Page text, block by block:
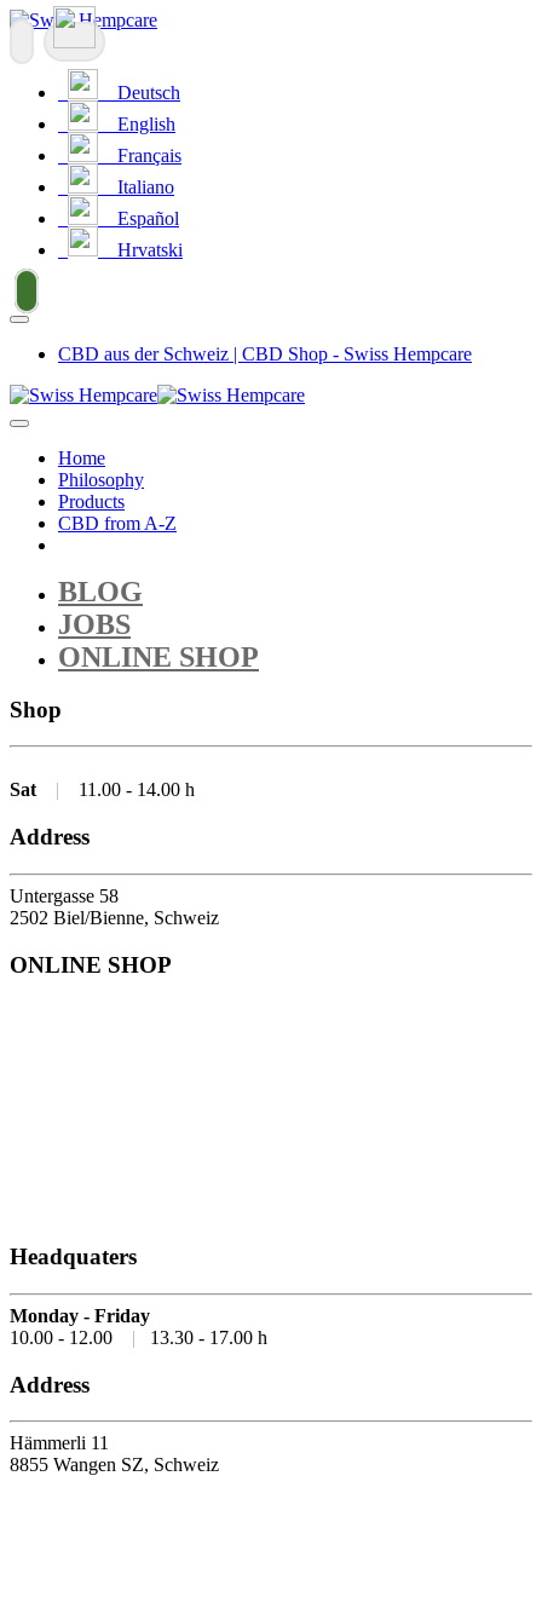
Deutsch
English
Français
Italiano
Español
Hrvatski
CBD aus der Schweiz | CBD Shop - Swiss Hempcare
Home
Philosophy
Products
CBD from A-Z
BLOG
JOBS
ONLINE SHOP
Shop
Sat | 11.00 - 14.00 h
Address
Untergasse 58
2502 Biel/Bienne, Schweiz
ONLINE SHOP
Headquaters
Monday - Friday
10.00 - 12.00
| 13.30 - 17.00 h
Address
Hämmerli 11
8855 Wangen SZ, Schweiz